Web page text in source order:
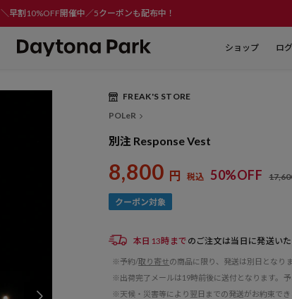
＼早割10%OFF開催中／5クーポンも配布中！
ショップ ロ
FREAK'S STORE
POLeR
別注 Response Vest
8,800 円 税込 50%OFF
本日13時まで のご注文は当日に発送いた
※予約/取り寄せの商品に限り、発送は別日となりま
※出荷完了メールは19時前後に送付となります。予
※天候・災害等により翌日までの発送がお約束でき